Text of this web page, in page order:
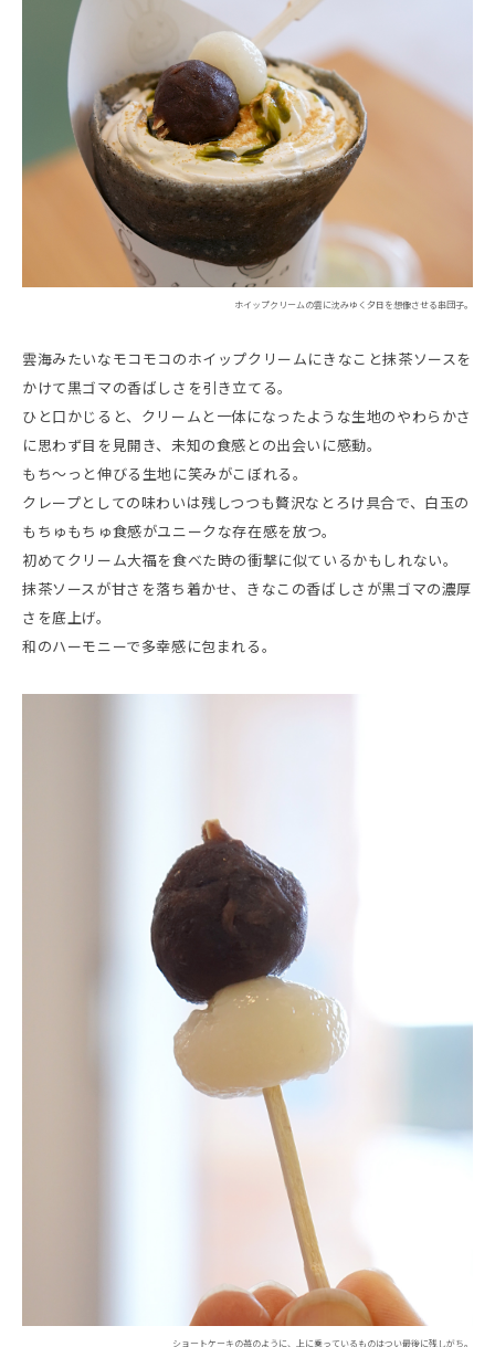
ホイップクリームの雲に沈みゆく夕日を想像させる串団子。
雲海みたいなモコモコのホイップクリームにきなこと抹茶ソースを
かけて黒ゴマの香ばしさを引き立てる。
ひと口かじると、クリームと一体になったような生地のやわらかさ
に思わず目を見開き、未知の食感との出会いに感動。
もち〜っと伸びる生地に笑みがこぼれる。
クレープとしての味わいは残しつつも贅沢なとろけ具合で、白玉の
もちゅもちゅ食感がユニークな存在感を放つ。
初めてクリーム大福を食べた時の衝撃に似ているかもしれない。
抹茶ソースが甘さを落ち着かせ、きなこの香ばしさが黒ゴマの濃厚
さを底上げ。
和のハーモニーで多幸感に包まれる。
ショートケーキの苺のように、上に乗っているものはつい最後に残しがち。